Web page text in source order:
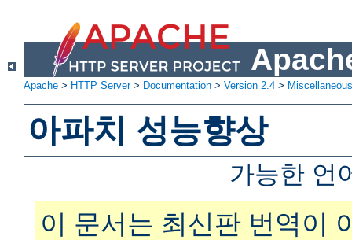
Apache > HTTP Server> Documentation > Version 2.4 >
아파치 성능향상
가능한 언
이 문서는 최신판 번역이